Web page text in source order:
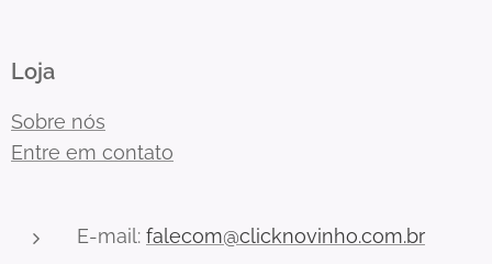
Loja
Sobre nós
Entre em contato
E-mail: falecom@clicknovinho.com.br